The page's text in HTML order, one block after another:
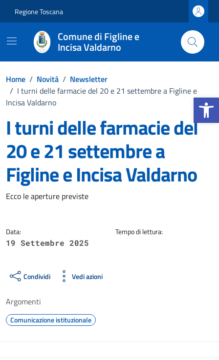
Apri la
Regione Toscana
Comune di Figline e
Incisa Valdarno
Home / Novità / Newsletter
/ I turni delle farmacie del 20 e 21 settembre a Figline e
Incisa Valdarno
I turni delle farmacie del
20 e 21 settembre a
Figline e Incisa Valdarno
Dettagli della notizia
Ecco le aperture previste
Data:
19 Settembre 2025
Tempo di lettura:
Condividi Vedi azioni
Argomenti
Comunicazione istituzionale